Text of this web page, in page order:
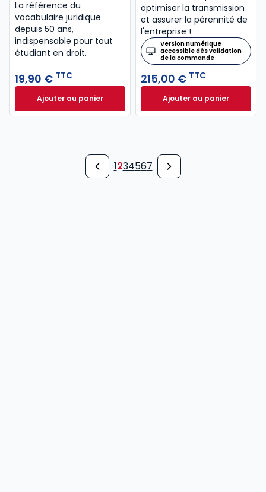
La référence du
vocabulaire juridique
depuis 50 ans,
indispensable pour tout
étudiant en droit.​
19,90 € TTC
Ajouter au panierLexique des termes juridiques 2026-2027. 34e éd. à
optimiser la transmission
et assurer la pérennité de
l'entreprise !
Version numérique
accessible dès validation
de la commande
215,00 € TTC
Ajouter au panier
Mémento
1234567